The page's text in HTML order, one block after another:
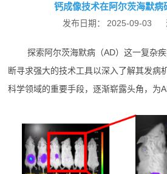
钙成像技术在阿尔茨海默病
发布日期： 2025-09-03
探索阿尔茨海默病（AD）这一复杂
断寻求强大的技术工具以深入了解其发病
科学领域的重要手段，逐渐崭露头角，为